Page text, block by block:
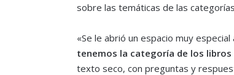
sobre las temáticas de las
«Se le abrió un espacio muy
tenemos la categoría de los
texto seco, con preguntas y